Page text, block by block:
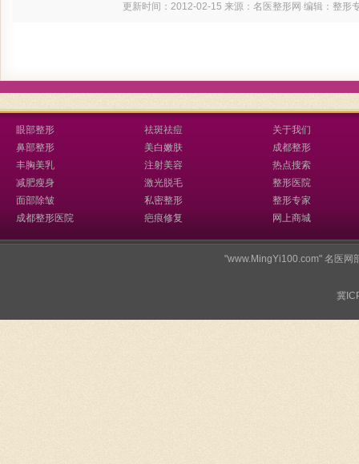
更新时间：2012-02-15 来源：名医整形网 编辑：整形
眼部整形
鼻部整形
丰胸美乳
减肥瘦身
面部除皱
成都整形医院
祛斑祛痘
美白嫩肤
注射美容
激光脱毛
私密整形
疤痕修复
关于我们
成都整形
热点搜索
整形医院
整形专家
网上商城
"www.MingYi100.com" 名医网
冀